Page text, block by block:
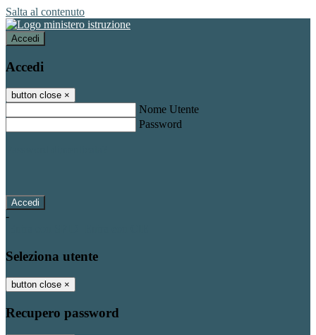
Salta al contenuto
Accedi
Accedi
button close ×
Nome Utente
Password
-
Seleziona utente
button close ×
Recupero password